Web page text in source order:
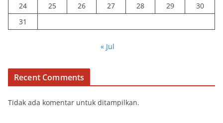
24
25 26 27 28 29
30
31
« Jul
Recent Comments
Tidak ada komentar untuk ditampilkan.